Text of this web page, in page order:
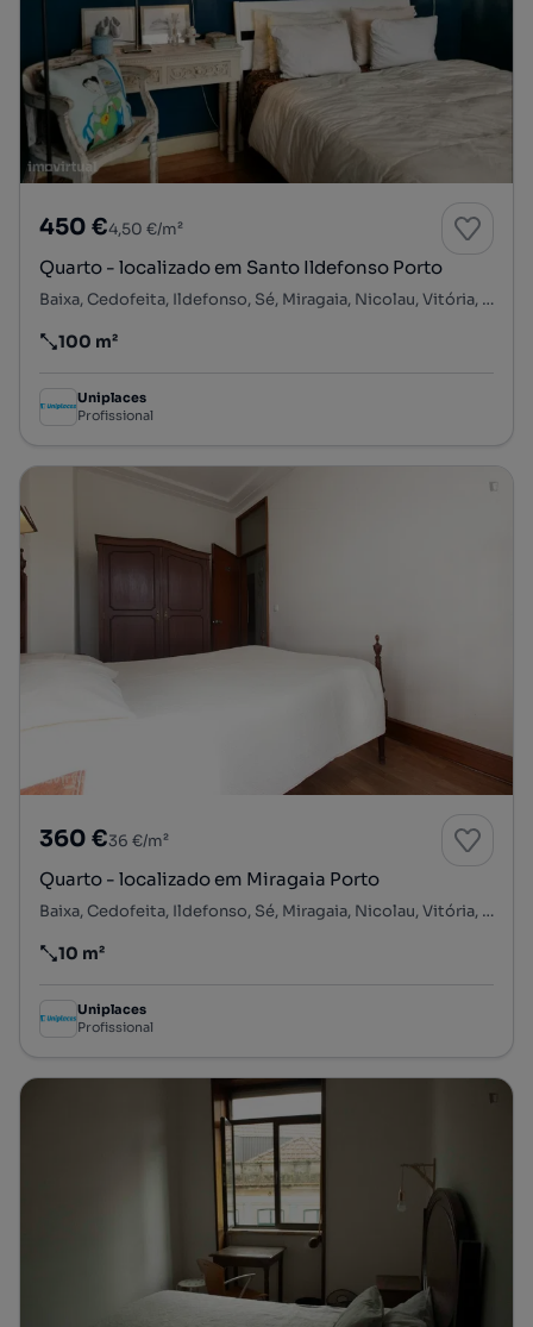
450 €4,50 €/m²
Quarto - localizado em Santo Ildefonso Porto
Baixa, Cedofeita, Ildefonso, Sé, Miragaia, Nicolau, Vitória, Porto, Porto
Preço por metro quadrado
100 m²
Uniplaces
Profissional
360 €36 €/m²
Quarto - localizado em Miragaia Porto
Baixa, Cedofeita, Ildefonso, Sé, Miragaia, Nicolau, Vitória, Porto, Porto
Preço por metro quadrado
10 m²
Uniplaces
Profissional